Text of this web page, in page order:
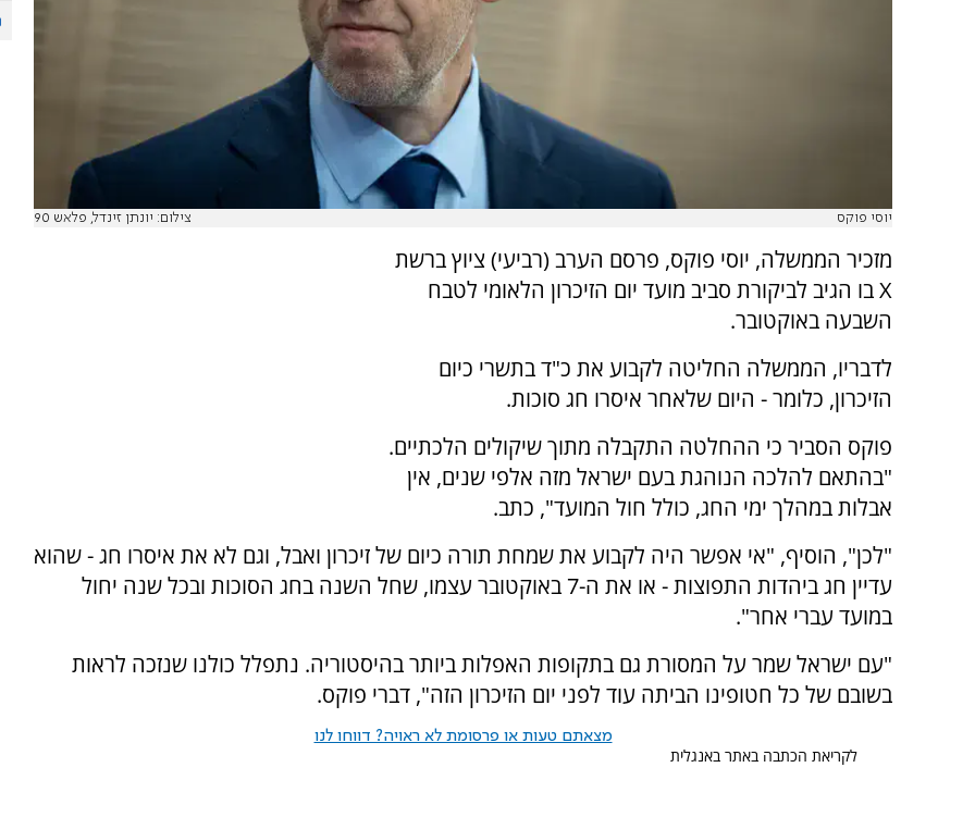
יוסי פוקס צילום: יונתן זינדל, פלאש 90
מזכיר הממשלה, יוסי פוקס, פרסם הערב (רביעי) ציוץ ברשת
X בו הגיב לביקורת סביב מועד יום הזיכרון הלאומי לטבח
השבעה באוקטובר.
לדבריו, הממשלה החליטה לקבוע את כ"ד בתשרי כיום
הזיכרון, כלומר - היום שלאחר איסרו חג סוכות.
פוקס הסביר כי ההחלטה התקבלה מתוך שיקולים הלכתיים.
"בהתאם להלכה הנוהגת בעם ישראל מזה אלפי שנים, אין
אבלות במהלך ימי החג, כולל חול המועד", כתב.
"לכן", הוסיף, "אי אפשר היה לקבוע את שמחת תורה כיום של זיכרון ואבל, וגם לא את איסרו חג - שהוא
עדיין חג ביהדות התפוצות - או את ה-7 באוקטובר עצמו, שחל השנה בחג הסוכות ובכל שנה יחול
במועד עברי אחר".
"עם ישראל שמר על המסורת גם בתקופות האפלות ביותר בהיסטוריה. נתפלל כולנו שנזכה לראות
בשובם של כל חטופינו הביתה עוד לפני יום הזיכרון הזה", דברי פוקס.
מצאתם טעות או פרסומת לא ראויה? דווחו לנו
לקריאת הכתבה באתר באנגלית